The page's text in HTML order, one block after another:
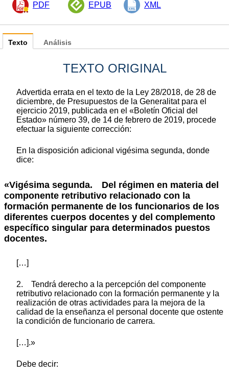
PDF EPUB XML
Texto
TEXTO ORIGINAL
Advertida errata en el texto de la Ley 28/2018, de 28 de
diciembre, de Presupuestos de la Generalitat para el
ejercicio 2019, publicada en el «Boletín Oficial del
Estado» número 39, de 14 de febrero de 2019, procede
efectuar la siguiente corrección:
En la disposición adicional vigésima segunda, donde
dice:
«Vigésima segunda. Del régimen en materia del
componente retributivo relacionado con la
formación permanente de los funcionarios de los
diferentes cuerpos docentes y del complemento
específico singular para determinados puestos
docentes.
[…]
2. Tendrá derecho a la percepción del componente
retributivo relacionado con la formación permanente y la
realización de otras actividades para la mejora de la
calidad de la enseñanza el personal docente que ostente
la condición de funcionario de carrera.
[…].»
Debe decir:
Análisis